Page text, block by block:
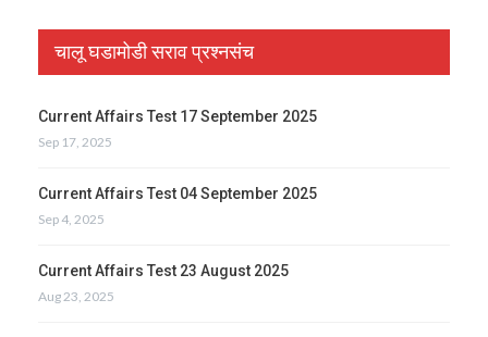
चालू घडामोडी सराव प्रश्नसंच
Current Affairs Test 17 September 2025
Sep 17, 2025
Current Affairs Test 04 September 2025
Sep 4, 2025
Current Affairs Test 23 August 2025
Aug 23, 2025